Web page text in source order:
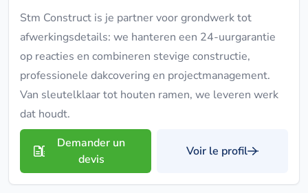
Stm Construct is je partner voor grondwerk tot
afwerkingsdetails: we hanteren een 24-uurgarantie
op reacties en combineren stevige constructie,
professionele dakcovering en projectmanagement.
Van sleutelklaar tot houten ramen, we leveren werk
dat houdt.
Demander un
devis
Voir le profil